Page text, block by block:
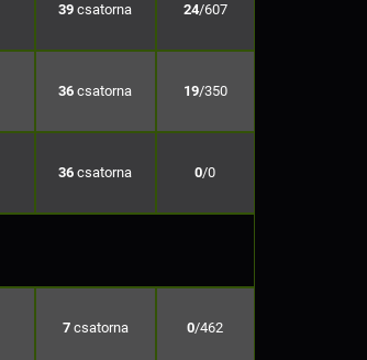
39 24/607
36 19/350
36 0/0
7 0/462